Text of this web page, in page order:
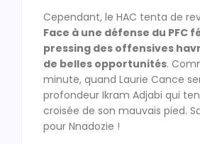
Cependant, le HAC tenta de
Face à une défense du PFC
pressing des offensives
de belles opportunités.
minute, quand Laurie Cance
profondeur Ikram Adjabi qui
croisée de son mauvais pied.
pour Nnadozie !